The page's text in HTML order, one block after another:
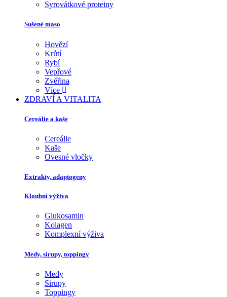
Syrovátkové proteiny
Sušené maso
Hovězí
Krůtí
Rybí
Vepřové
Zvěřina
Více
ZDRAVÍ A VITALITA
Cereálie a kaše
Cereálie
Kaše
Ovesné vločky
Extrakty, adaptogeny
Kloubní výživa
Glukosamin
Kolagen
Komplexní výživa
Medy, sirupy, toppingy
Medy
Sirupy
Toppingy